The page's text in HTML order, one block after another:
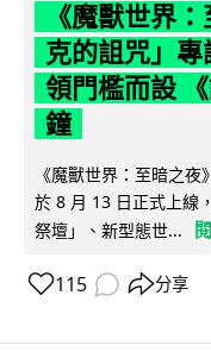
《魔獸世界
克的詛咒」
領門檻而設
鐘
《魔獸世界：至暗之
於 8 月 13 日正式上線
祭壇」、新型態世...
115 分享